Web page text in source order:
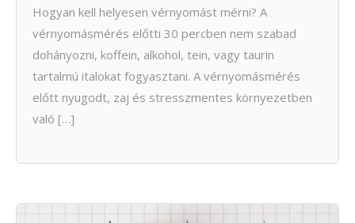
Hogyan kell helyesen vérnyomást mérni? A
vérnyomásmérés előtti 30 percben nem szabad
dohányozni, koffein, alkohol, tein, vagy taurin
tartalmú italokat fogyasztani. A vérnyomásmérés
előtt nyugodt, zaj és stresszmentes környezetben
való […]